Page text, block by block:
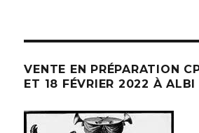
VENTE EN PRÉPARATION
ET 18 FÉVRIER 2022 À ALBI